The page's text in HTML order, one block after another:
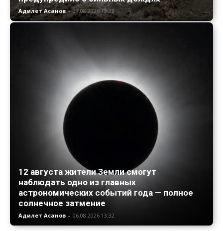
Адилет Асанов - 07.08.2026 13:22
12 августа жители Земли смогут
наблюдать одно из главных
астрономических событий года — полное
солнечное затмение
Адилет Асанов - 06.08.2026 13:32